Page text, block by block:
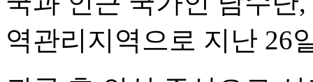
역관리지역으로 지난 26